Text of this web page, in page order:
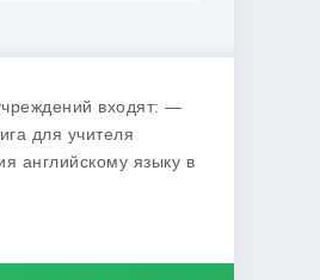
входят: —
для учителя
английскому языку в